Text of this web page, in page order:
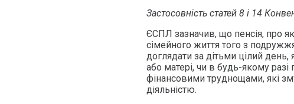
Застосовність статей 8 і 14
ЄСПЛ зазначив, що пенсія, про
сімейного життя того з
доглядати за дітьми цілий
або матері, чи в будь-якому разі
фінансовими труднощами, які
діяльністю.